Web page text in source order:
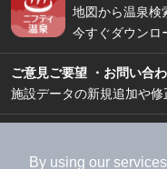
By using our
地図から温泉検
今すぐダウンロ
ご意見ご要望 ・お問い合
施設データの新規追加や
加盟店募集（